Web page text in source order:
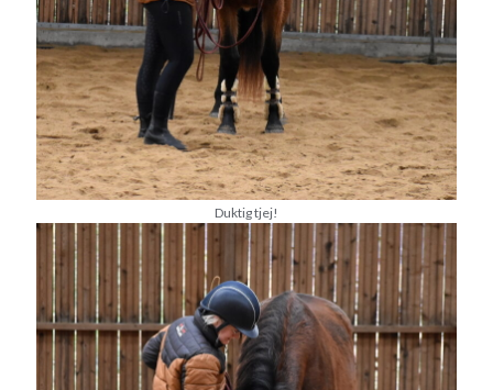
Duktig tjej!